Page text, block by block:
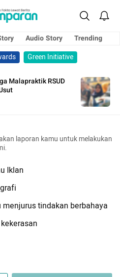
Audio Story
Trending
Green Initiative
Malapraktik RSUD
laporan kamu untuk melakukan
Iklan
tindakan berbahaya